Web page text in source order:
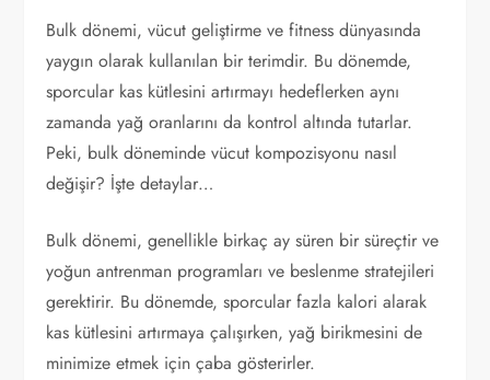
Bulk dönemi, vücut geliştirme ve fitness dünyasında
yaygın olarak kullanılan bir terimdir. Bu dönemde,
sporcular kas kütlesini artırmayı hedeflerken aynı
zamanda yağ oranlarını da kontrol altında tutarlar.
Peki, bulk döneminde vücut kompozisyonu nasıl
değişir? İşte detaylar…
Bulk dönemi, genellikle birkaç ay süren bir süreçtir ve
yoğun antrenman programları ve beslenme stratejileri
gerektirir. Bu dönemde, sporcular fazla kalori alarak
kas kütlesini artırmaya çalışırken, yağ birikmesini de
minimize etmek için çaba gösterirler.